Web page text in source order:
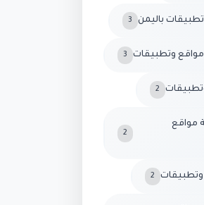
باليمن 3
وتطبيقات 3
2
مواقع
2
2